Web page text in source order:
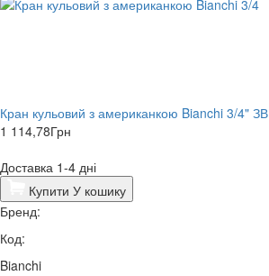
Кран кульовий з американкою Bianchi 3/4" ЗВ
1 114,78Грн
Доставка 1-4 дні
Купити У кошику
Бренд:
Код:
Bianchi